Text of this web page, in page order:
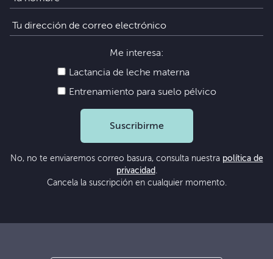
Me interesa:
Lactancia de leche materna
Entrenamiento para suelo pélvico
Suscribirme
No, no te enviaremos correo basura, consulta nuestra política de
privacidad .
Cancela la suscripción en cualquier momento.